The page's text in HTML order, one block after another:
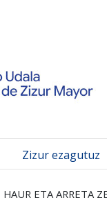
Zizur ezagutuz
HAUR ETA ARRETA